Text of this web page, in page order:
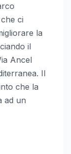
ci
la
il
Ancel
Il
che la
ad un